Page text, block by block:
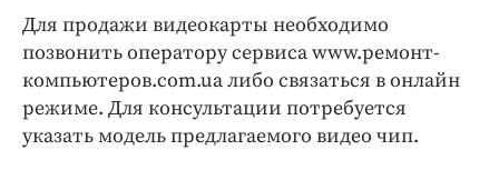
Для продажи видеокарты необходимо
позвонить оператору сервиса www.ремонт-
компьютеров.com.ua либо связаться в онлайн
режиме. Для консультации потребуется
указать модель предлагаемого видео чип.